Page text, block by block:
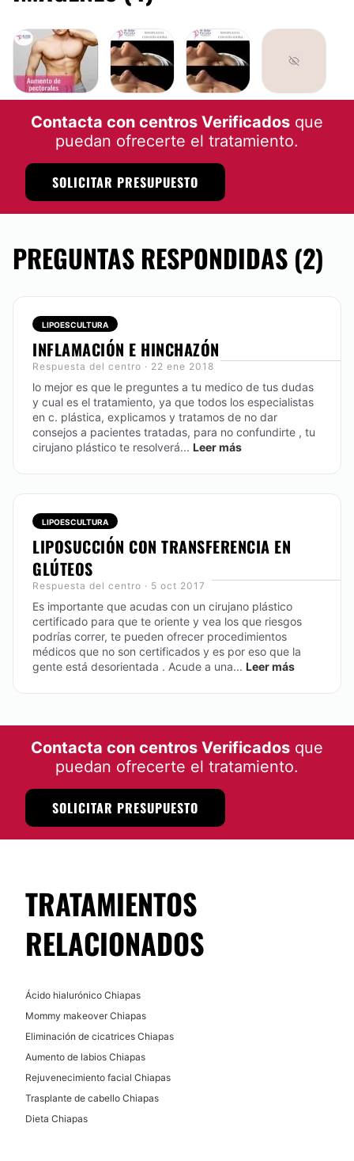
RINOPLASTIA RINOPLASTIA
Contacta con centros Verificados que
puedan ofrecerte el tratamiento.
SOLICITAR PRESUPUESTO
PREGUNTAS RESPONDIDAS (2)
LIPOESCULTURA
INFLAMACIÓN E HINCHAZÓN
Respuesta del centro · 22 ene 2018
lo mejor es que le preguntes a tu medico de tus dudas
y cual es el tratamiento, ya que todos los especialistas
en c. plástica, explicamos y tratamos de no dar
consejos a pacientes tratadas, para no confundirte , tu
cirujano plástico te resolverá... Leer más
LIPOESCULTURA
LIPOSUCCIÓN CON TRANSFERENCIA EN
GLÚTEOS
Respuesta del centro · 5 oct 2017
Es importante que acudas con un cirujano plástico
certificado para que te oriente y vea los que riesgos
podrías correr, te pueden ofrecer procedimientos
médicos que no son certificados y es por eso que la
gente está desorientada . Acude a una... Leer más
Contacta con centros Verificados que
puedan ofrecerte el tratamiento.
SOLICITAR PRESUPUESTO
TRATAMIENTOS
RELACIONADOS
Ácido hialurónico Chiapas
Mommy makeover Chiapas
Eliminación de cicatrices Chiapas
Aumento de labios Chiapas
Rejuvenecimiento facial Chiapas
Trasplante de cabello Chiapas
Dieta Chiapas